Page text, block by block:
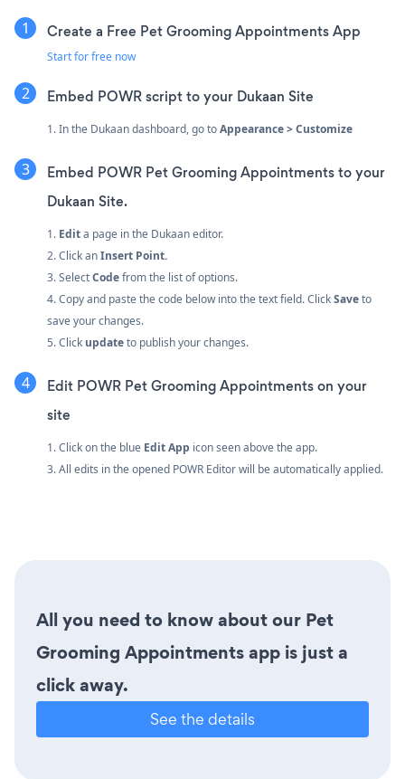
Create a Free Pet Grooming Appointments App
Start for free now
Embed POWR script to your Dukaan Site
1. In the Dukaan dashboard, go toAppearance > Customize
Embed POWR Pet Grooming Appointments to your
Dukaan Site.
1. Edita page in the Dukaan editor.
2. Click anInsert Point.
3. SelectCodefrom the list of options.
4. Copy and paste the code below into the text field. ClickSaveto
save your changes.
5. Click updateto publish your changes.
Edit POWR Pet Grooming Appointments on your
site
1. Click on the blue Edit App icon seen above the app.
3. All edits in the opened POWR Editor will be automatically applied.
All you need to know about our Pet
Grooming Appointments app is just a
click away.
See the details